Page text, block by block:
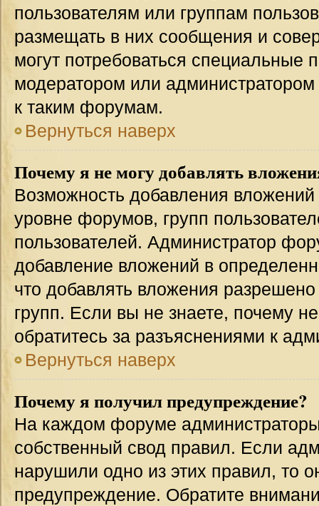
пользователям или группам
размещать в них сообщения и
могут потребоваться специальные
модератором или
к таким форумам.
Вернуться наверх
Почему я не могу добавлять
Возможность добавления
уровне форумов, групп
пользователей. Администратор
добавление вложений в
что добавлять вложения
групп. Если вы не знаете, почему
обратитесь за разъяснениями к
Вернуться наверх
Почему я получил предупреждение?
На каждом форуме
собственный свод правил. Если
нарушили одно из этих правил, то
предупреждение. Обратите